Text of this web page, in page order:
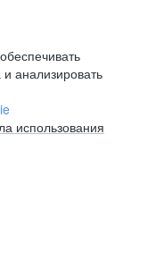
анализировать
использования